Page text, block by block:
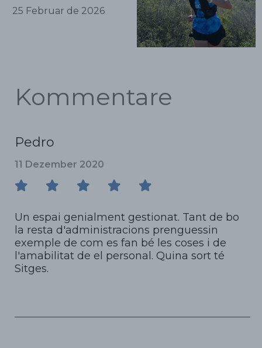
25 Februar de 2026
Kommentare
Pedro
11 Dezember 2020
Un espai genialment gestionat. Tant de bo
la resta d'administracions prenguessin
exemple de com es fan bé les coses i de
l'amabilitat de el personal. Quina sort té
Sitges.